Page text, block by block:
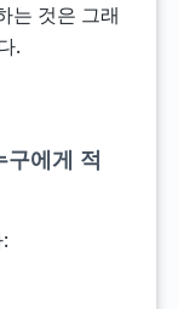
는 것은 그래
.
구에게 적